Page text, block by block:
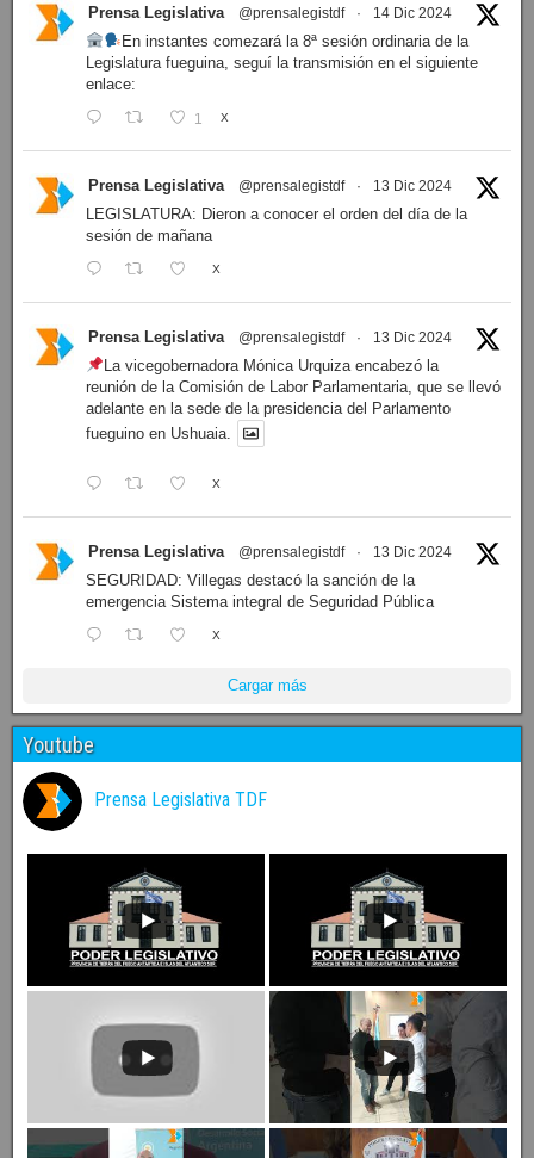
Prensa Legislativa @prensalegistdf · 14 Dic 2024
En instantes comezará la 8ª sesión ordinaria de la
Legislatura fueguina, seguí la transmisión en el siguiente
enlace:
1 X
Prensa Legislativa @prensalegistdf · 13 Dic 2024
LEGISLATURA: Dieron a conocer el orden del día de la
sesión de mañana
X
Prensa Legislativa @prensalegistdf · 13 Dic 2024
La vicegobernadora Mónica Urquiza encabezó la
reunión de la Comisión de Labor Parlamentaria, que se llevó
adelante en la sede de la presidencia del Parlamento
fueguino en Ushuaia.
X
Prensa Legislativa @prensalegistdf · 13 Dic 2024
SEGURIDAD: Villegas destacó la sanción de la
emergencia Sistema integral de Seguridad Pública
X
Cargar más
Youtube
Prensa Legislativa TDF